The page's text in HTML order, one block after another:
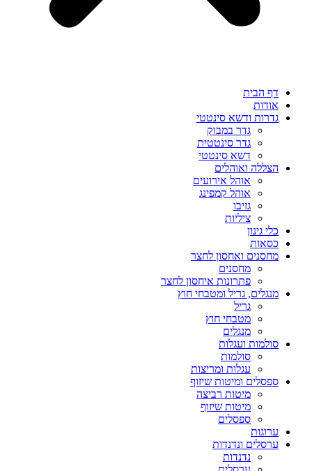
דף הבית
אודות
גדרות ודשא סינטטי
גדר במבוק
גדר סינטטית
דשא סינטטי
הצללה ואוהלים
אוהל אירועים
אוהל קמפינג
גזיבו
ציליות
כלי גינון
כסאות
מחסנים ואחסון לחצר
מחסנים
פתרונות איחסון לחצר
מנגלים, גריל ומטבחי חוץ
גריל
מטבחי חוץ
מנגלים
סולמות ועגלות
סולמות
עגלות ומריצות
ספסלים ומיטות שיזוף
מיטות רביצה
מיטות שיזוף
ספסלים
ערוגות
ערסלים ונדנדות
נדנדות